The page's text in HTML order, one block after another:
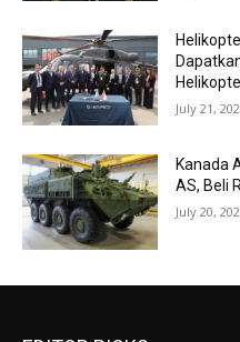
July 21,
Kanada
AS, Beli
July 20,